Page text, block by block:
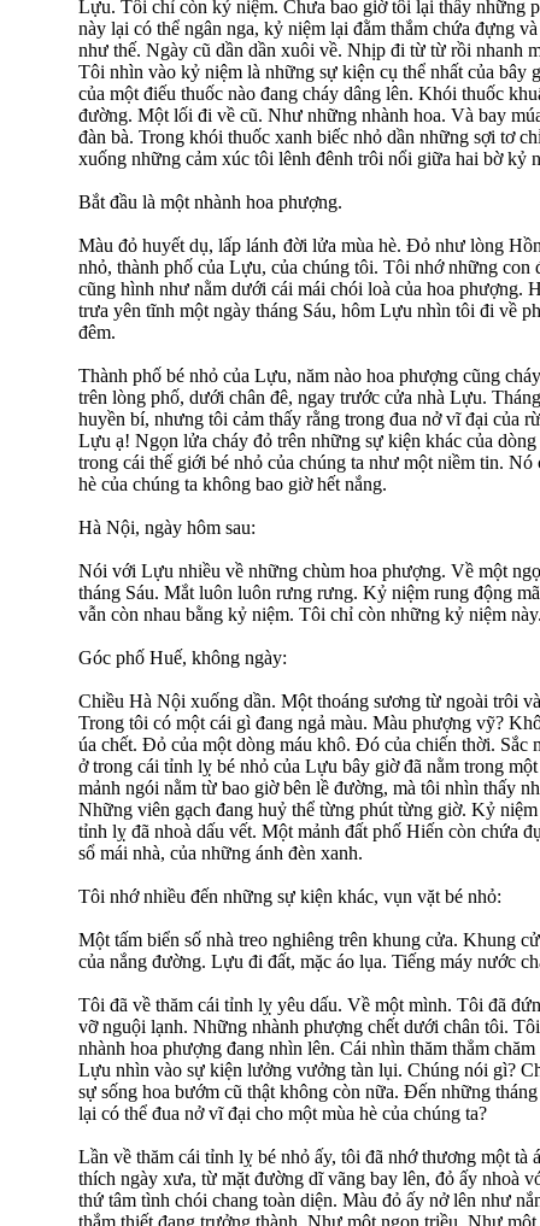
Lựu. Tôi chỉ còn kỷ niệm. Chưa bao giờ tôi lại thấy những
này lại có thể ngân nga, kỷ niệm lại đằm thắm chứa đựng
như thế. Ngày cũ dần dần xuôi về. Nhịp đi từ từ rồi nhanh
Tôi nhìn vào kỷ niệm là những sự kiện cụ thể nhất của bây
của một điếu thuốc nào đang cháy dâng lên. Khói thuốc
đường. Một lối đi về cũ. Như những nhành hoa. Và bay
đàn bà. Trong khói thuốc xanh biếc nhỏ dần những sợi tơ
xuống những cảm xúc tôi lênh đênh trôi nổi giữa hai bờ kỷ
Bắt đầu là một nhành hoa phượng.
Màu đỏ huyết dụ, lấp lánh đời lửa mùa hè. Đỏ như lòng
nhỏ, thành phố của Lựu, của chúng tôi. Tôi nhớ những con
cũng hình như nằm dưới cái mái chói loà của hoa phượng.
trưa yên tĩnh một ngày tháng Sáu, hôm Lựu nhìn tôi đi về
đêm.
Thành phố bé nhỏ của Lựu, năm nào hoa phượng cũng
trên lòng phố, dưới chân đê, ngay trước cửa nhà Lựu.
huyền bí, nhưng tôi cảm thấy rằng trong đua nở vĩ đại của
Lựu ạ! Ngọn lửa cháy đỏ trên những sự kiện khác của
trong cái thế giới bé nhỏ của chúng ta như một niềm tin.
hè của chúng ta không bao giờ hết nắng.
Hà Nội, ngày hôm sau:
Nói với Lựu nhiều về những chùm hoa phượng. Về một
tháng Sáu. Mắt luôn luôn rưng rưng. Kỷ niệm rung động
vẫn còn nhau bằng kỷ niệm. Tôi chỉ còn những kỷ niệm
Góc phố Huế, không ngày:
Chiều Hà Nội xuống dần. Một thoáng sương từ ngoài trôi
Trong tôi có một cái gì đang ngả màu. Màu phượng vỹ?
úa chết. Đỏ của một dòng máu khô. Đó của chiến thời. Sắc
ở trong cái tỉnh lỵ bé nhỏ của Lựu bây giờ đã nằm trong
mảnh ngói nằm từ bao giờ bên lề đường, mà tôi nhìn thấy
Những viên gạch đang huỷ thể từng phút từng giờ. Kỷ
tỉnh lỵ đã nhoà dấu vết. Một mảnh đất phố Hiến còn chứa
sổ mái nhà, của những ánh đèn xanh.
Tôi nhớ nhiều đến những sự kiện khác, vụn vặt bé nhỏ:
Một tấm biển số nhà treo nghiêng trên khung cửa. Khung
của nắng đường. Lựu đi đất, mặc áo lụa. Tiếng máy nước
Tôi đã về thăm cái tỉnh lỵ yêu dấu. Về một mình. Tôi đã
vỡ nguội lạnh. Những nhành phượng chết dưới chân tôi.
nhành hoa phượng đang nhìn lên. Cái nhìn thăm thẳm
Lựu nhìn vào sự kiện lưởng vưởng tàn lụi. Chúng nói gì?
sự sống hoa bướm cũ thật không còn nữa. Đến những
lại có thể đua nở vĩ đại cho một mùa hè của chúng ta?
Lần về thăm cái tỉnh lỵ bé nhỏ ấy, tôi đã nhớ thương một tà
thích ngày xưa, từ mặt đường dĩ vãng bay lên, đỏ ấy nhoà
thứ tâm tình chói chang toàn diện. Màu đỏ ấy nở lên như
thắm thiết đang trưởng thành. Như một ngọn triều. Như